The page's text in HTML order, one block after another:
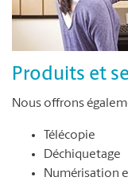
Produits et
Nous offrons
Télécopie
Déchiquetage
Numérisation